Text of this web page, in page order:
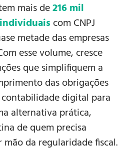
mais de216 mil
com CNPJ
metade das empresas
esse volume, cresce
que simplifiquem a
das obrigações
digital para
alternativa prática,
de quem precisa
da regularidade fiscal.